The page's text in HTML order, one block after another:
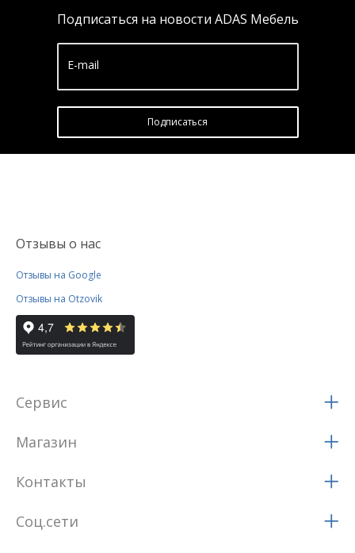
Подписаться на новости ADAS Мебель
E-mail
Подписатьcя
Отзывы о нас
Отзывы на Google
Отзывы на Otzovik
Сервис
Магазин
Контакты
Соц.сети